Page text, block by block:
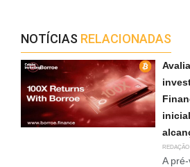
NOTÍCIAS RELACIONADAS
REDAÇÃO
A